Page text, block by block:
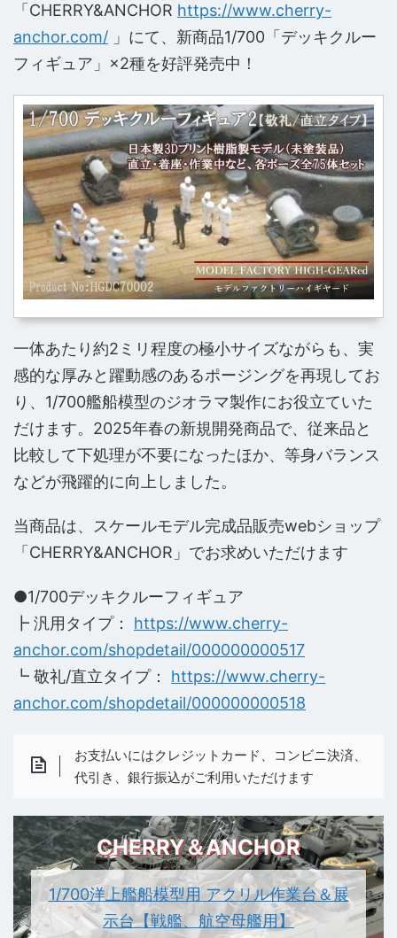
「CHERRY&ANCHOR https://www.cherry-
anchor.com/ 」にて、新商品1/700「デッキクルー
フィギュア」×2種を好評発売中！
一体あたり約2ミリ程度の極小サイズながらも、実
感的な厚みと躍動感のあるポージングを再現してお
り、1/700艦船模型のジオラマ製作にお役立ていた
だけます。2025年春の新規開発商品で、従来品と
比較して下処理が不要になったほか、等身バランス
などが飛躍的に向上しました。
当商品は、スケールモデル完成品販売webショップ
「CHERRY&ANCHOR」でお求めいただけます
●1/700デッキクルーフィギュア
┣ 汎用タイプ： https://www.cherry-
anchor.com/shopdetail/000000000517
┗ 敬礼/直立タイプ： https://www.cherry-
anchor.com/shopdetail/000000000518
お支払いにはクレジットカード、コンビニ決済、
代引き、銀行振込がご利用いただけます
CHERRY＆ANCHOR
1/700洋上艦船模型用 アクリル作業台＆展
示台【戦艦、航空母艦用】